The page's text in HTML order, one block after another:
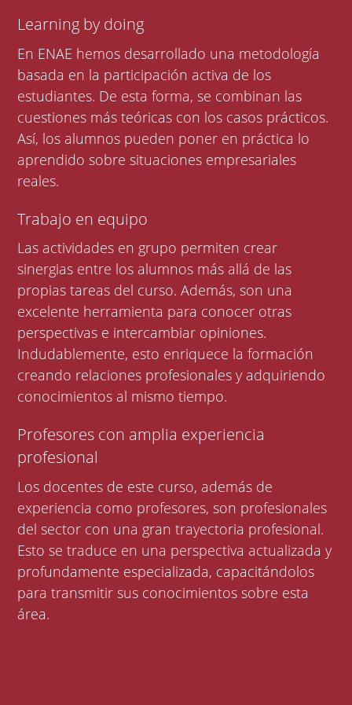
Learning by doing
En ENAE hemos desarrollado una metodología
basada en la participación activa de los
estudiantes. De esta forma, se combinan las
cuestiones más teóricas con los casos prácticos.
Así, los alumnos pueden poner en práctica lo
aprendido sobre situaciones empresariales
reales.
Trabajo en equipo
Las actividades en grupo permiten crear
sinergias entre los alumnos más allá de las
propias tareas del curso. Además, son una
excelente herramienta para conocer otras
perspectivas e intercambiar opiniones.
Indudablemente, esto enriquece la formación
creando relaciones profesionales y adquiriendo
conocimientos al mismo tiempo.
Profesores con amplia experiencia
profesional
Los docentes de este curso, además de
experiencia como profesores, son profesionales
del sector con una gran trayectoria profesional.
Esto se traduce en una perspectiva actualizada y
profundamente especializada, capacitándolos
para transmitir sus conocimientos sobre esta
área.